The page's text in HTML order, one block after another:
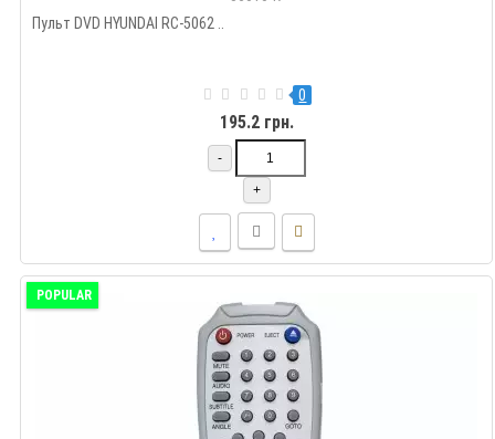
Пульт DVD HYUNDAI RC-5062 ..
0
195.2 грн.
-
+
POPULAR